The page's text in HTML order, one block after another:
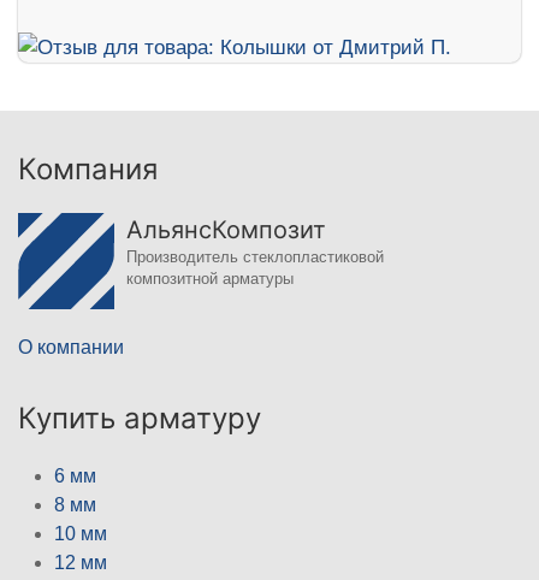
Компания
АльянсКомпозит
Производитель стеклопластиковой
композитной арматуры
О компании
Купить арматуру
6 мм
8 мм
10 мм
12 мм